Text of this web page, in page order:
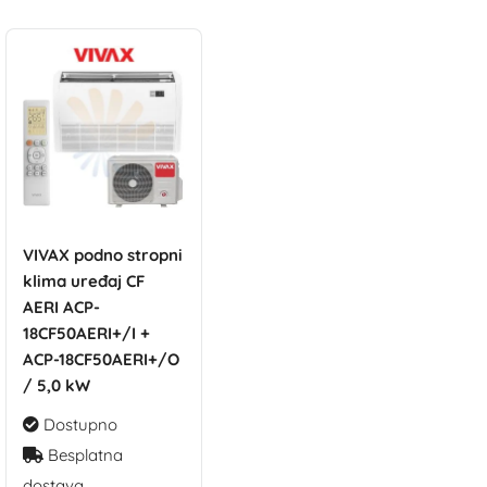
VIVAX podno stropni
klima uređaj CF
AERI ACP-
18CF50AERI+/I +
ACP-18CF50AERI+/O
/ 5,0 kW
Dostupno
Besplatna